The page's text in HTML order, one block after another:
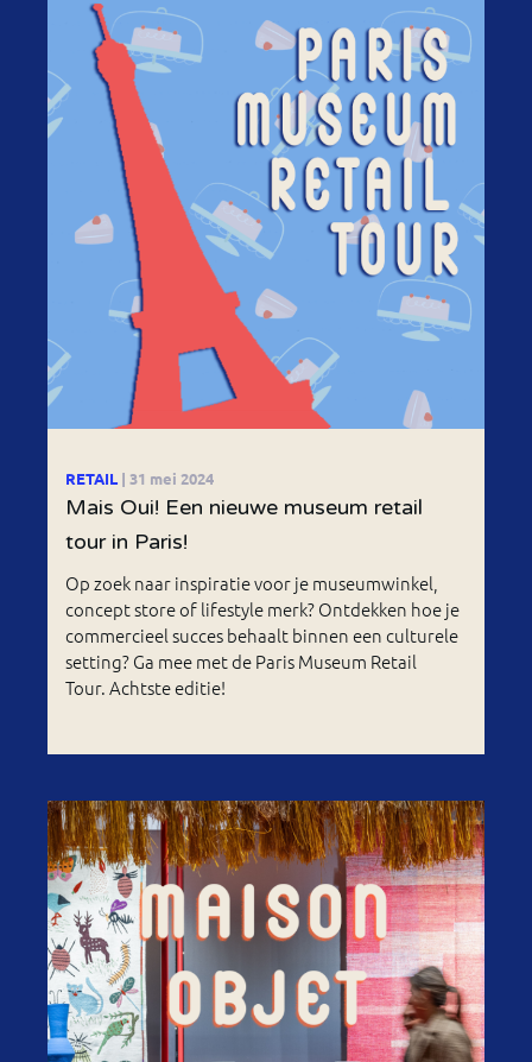
RETAIL | 31 mei 2024
Mais Oui! Een nieuwe museum retail
tour in Paris!
Op zoek naar inspiratie voor je museumwinkel,
concept store of lifestyle merk? Ontdekken hoe je
commercieel succes behaalt binnen een culturele
setting? Ga mee met de Paris Museum Retail
Tour. Achtste editie!